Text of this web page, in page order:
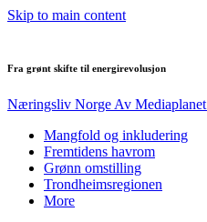
Skip to main content
Fra grønt skifte til energirevolusjon
Næringsliv Norge Av Mediaplanet
Mangfold og inkludering
Fremtidens havrom
Grønn omstilling
Trondheimsregionen
More